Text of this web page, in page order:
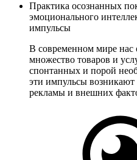
Практика осознанных
эмоционального
импульсы
В современном мире нас
множество товаров и
спонтанных и порой
эти импульсы
рекламы и внешних